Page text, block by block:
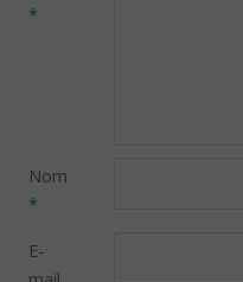
*
Nom
*
E-